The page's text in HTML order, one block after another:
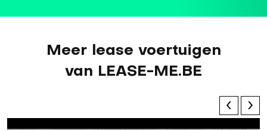
Meer lease voertuigen
van LEASE-ME.BE